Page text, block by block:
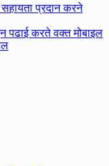
प्रदान करने
पढाई करते वक्त मोबाइल